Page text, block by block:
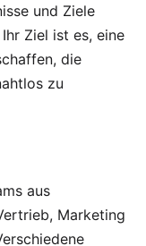
und Ziele
Ziel ist es, eine
die
zu
aus
Marketing